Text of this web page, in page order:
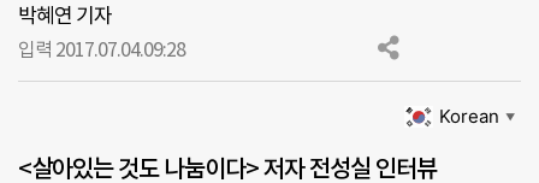
박혜연 기자
입력 2017.07.04.09:28
Korean ▼
<살아있는 것도 나눔이다> 저자 전성실 인터뷰